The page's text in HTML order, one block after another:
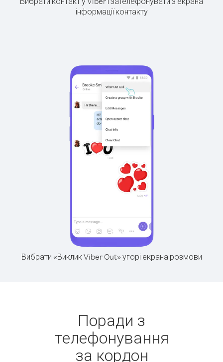
інформації контакту
Вибрати «Виклик Viber Out» угорі екрана розмови
Поради з
телефонування
за кордон